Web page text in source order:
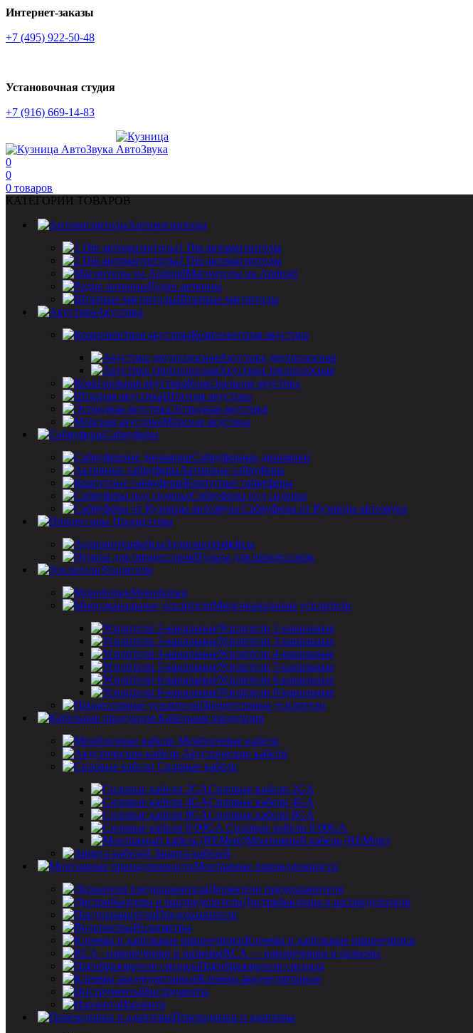
Интернет-заказы
+7 (495) 922-50-48
Установочная студия
+7 (916) 669-14-83
0
0
0 товаров
КАТЕГОРИИ ТОВАРОВ
Автомагнитолы
1 Din автомагнитолы
2 Din автомагнитолы
Магнитолы на Android
Радио антенны
Штатные магнитолы
Акустика
Компонентная акустика
Акустика двухполосная
Акустика трехполосная
Коаксиальная акустика
Штатная акустика
Эстрадная акустика
Морская акустика
Сабвуферы
Сабвуферные динамики
Активные сабвуферы
Корпусные сабвуферы
Сабвуферы под сиденье
Сабвуферы от Кузницы автозвука
Процессоры
Аудиоинтерфейсы
Пульты для процессоров
Усилители
Моноблоки
Многоканальные усилители
Усилители 2-канальные
Усилители 3-канальные
Усилители 4-канальные
Усилители 5-канальные
Усилители 6-канальные
Усилители 8-канальные
Процессорные усилители
Кабельная продукция
Межблочные кабели
Акустические кабели
Силовые кабели
Силовые кабели 2GA
Силовые кабели 4GA
Силовые кабели 8GA
Силовые кабели 0-00GA
Монтажный кабель (REMote)
Защита кабелей
Монтажные принадлежности
Держатели предохранителя
Дистрибьютеры и распределители
Предохранители
Вольтметры
Клеммы и кабельные наконечники
RCA — наконечники и разъемы
Преобразователи сигнала
Клеммы аккумуляторные
Инструменты
Изолента
Переходники и адаптеры